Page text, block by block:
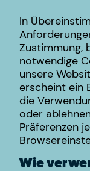
In
Zustimmung,
notwendige
unsere
erscheint ein
die
oder
Präferenzen
Wie